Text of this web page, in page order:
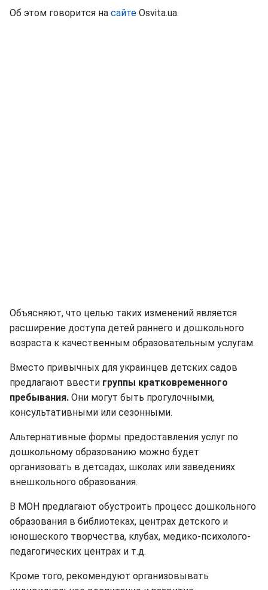
Об этом говорится на сайте Osvita.ua.
Объясняют, что целью таких изменений является
расширение доступа детей раннего и дошкольного
возраста к качественным образовательным услугам.
Вместо привычных для украинцев детских садов
предлагают ввести группы кратковременного
пребывания. Они могут быть прогулочными,
консультативными или сезонными.
Альтернативные формы предоставления услуг по
дошкольному образованию можно будет
организовать в детсадах, школах или заведениях
внешкольного образования.
В МОН предлагают обустроить процесс дошкольного
образования в библиотеках, центрах детского и
юношеского творчества, клубах, медико-психолого-
педагогических центрах и т.д.
Кроме того, рекомендуют организовывать